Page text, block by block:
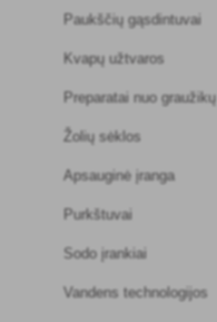
Paukščių gąsdintuvai
Kvapų užtvaros
Preparatai nuo graužikų
Žolių sėklos
Apsauginė įranga
Purkštuvai
Sodo įrankiai
Vandens technologijos